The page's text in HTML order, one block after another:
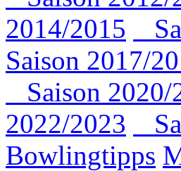
2014/2015
Saison 2017/
Saison 2020/
2022/2023
Bowlingtipps